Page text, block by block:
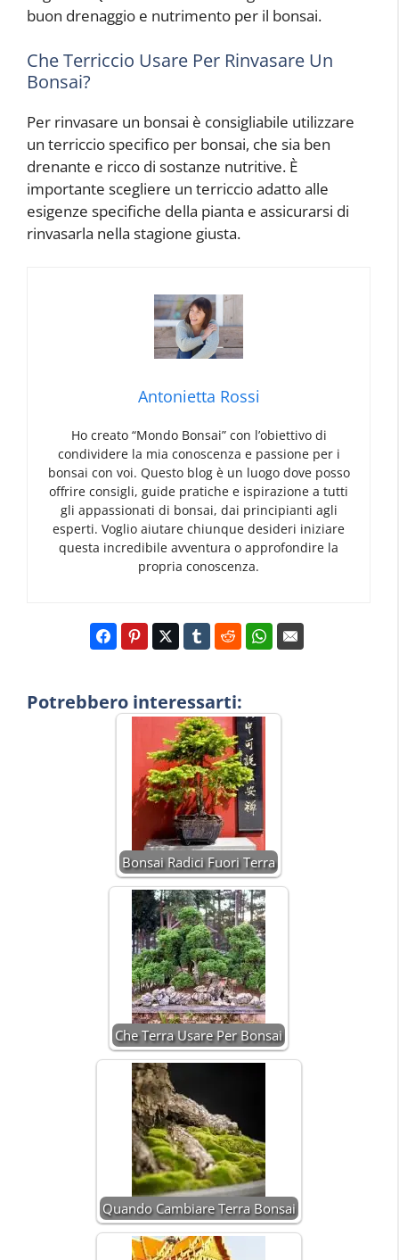
buon drenaggio e nutrimento per il bonsai.
Che Terriccio Usare Per Rinvasare Un
Bonsai?
Per rinvasare un bonsai è consigliabile utilizzare
un terriccio specifico per bonsai, che sia ben
drenante e ricco di sostanze nutritive. È
importante scegliere un terriccio adatto alle
esigenze specifiche della pianta e assicurarsi di
rinvasarla nella stagione giusta.
Antonietta Rossi
Ho creato “Mondo Bonsai” con l’obiettivo di
condividere la mia conoscenza e passione per i
bonsai con voi. Questo blog è un luogo dove posso
offrire consigli, guide pratiche e ispirazione a tutti
gli appassionati di bonsai, dai principianti agli
esperti. Voglio aiutare chiunque desideri iniziare
questa incredibile avventura o approfondire la
propria conoscenza.
Potrebbero interessarti:
Bonsai Radici Fuori Terra
Che Terra Usare Per Bonsai
Quando Cambiare Terra Bonsai